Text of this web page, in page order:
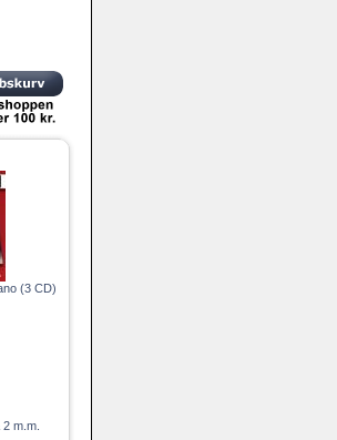
(3 CD)
m.m.